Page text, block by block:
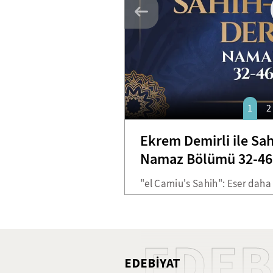
Ekrem Demirli ile
Namaz Bölümü 32-
"el Camiu's Sahih": Eser
göre hadis belirleyerek on
toplayabilmiştir. Kendi tabiri
abdesti almış ve Efendimizin
1 2
EDEBİYAT